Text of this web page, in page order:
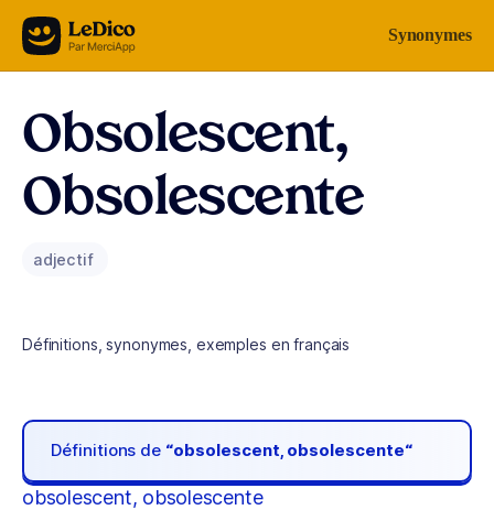
Aller au contenu Synonymes
Obsolescent,
Obsolescente
adjectif
Définitions, synonymes, exemples en français
Définitions de “obsolescent, obsolescente“
obsolescent, obsolescente